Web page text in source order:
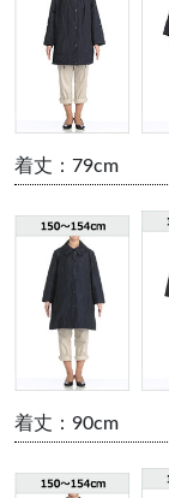
着丈：79cm
着丈：90cm